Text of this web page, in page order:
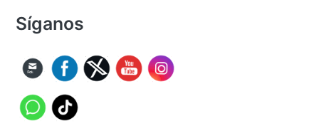
Síganos